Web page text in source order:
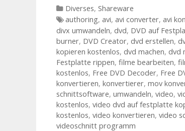
Kategorien
Diverses, Shareware
Tags
authoring, avi, avi converter, avi
divx umwandeln, dvd, DVD auf
burner, DVD Creator, dvd erstellen,
kopieren kostenlos, dvd machen, dvd
Festplatte rippen, filme bearbeiten,
kostenlos, Free DVD Decoder, Free
konvertieren, konvertierer, mov
schnittsoftware, umwandeln, video,
kostenlos, video dvd auf festplatte
kostenlos, video konvertieren, video
videoschnitt programm